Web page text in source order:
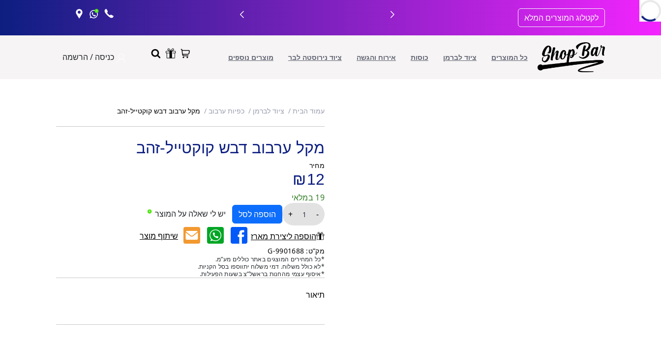
לקטלוג המוצרים המלא
כל המוצרים ציוד לברמן כוסות אירוח והגשה ציוד נירוסטה לבר מוצרים נוספים כניסה / הרשמה
עמוד הבית ציוד לברמן כפיות ערבוב מקל ערבוב דבש קוקטייל-זהב
מקל ערבוב דבש קוקטייל-זהב
מחיר
₪12
19 במלאי
-
כמות
מקל
ערבוב
דבש
קוקטייל-זהב
+ הוספה לסל יש לי שאלה על המוצר
הוספה ליצירת מארז שיתוף מוצר
מק”ט: 9901688-G
*כל המחירים המוצגים באתר כוללים מע”מ.
*לא כולל משלוח. דמי משלוח יתווספו בסל הקניות.
*איסוף עצמי מהחנות בראשל”צ בשעות הפעילות.
תיאור